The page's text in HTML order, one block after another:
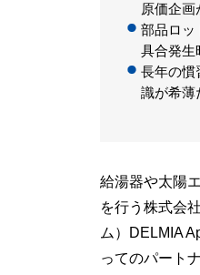
原価企画
部品ロッ
具合発生
長年の慣
識が希薄
給湯器や太陽
を行う株式会
ム）DELMIA
ってのパート